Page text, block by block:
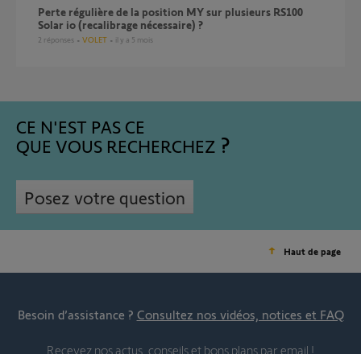
Perte régulière de la position MY sur plusieurs RS100
Solar io (recalibrage nécessaire) ?
2 réponses VOLET il y a 5 mois
CE N'EST PAS CE
QUE VOUS RECHERCHEZ
Posez votre question
Haut de page
Besoin d’assistance ? Consultez nos vidéos, notices et FAQ
Recevez nos actus, conseils et bons plans par email !